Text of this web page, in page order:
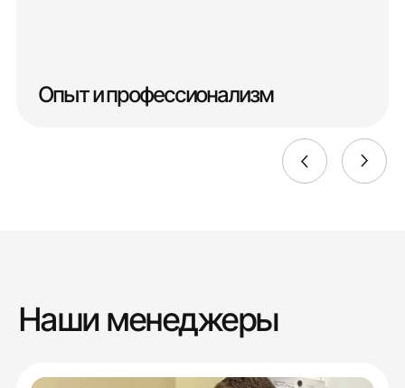
Опыт и профессионализм
Наши менеджеры